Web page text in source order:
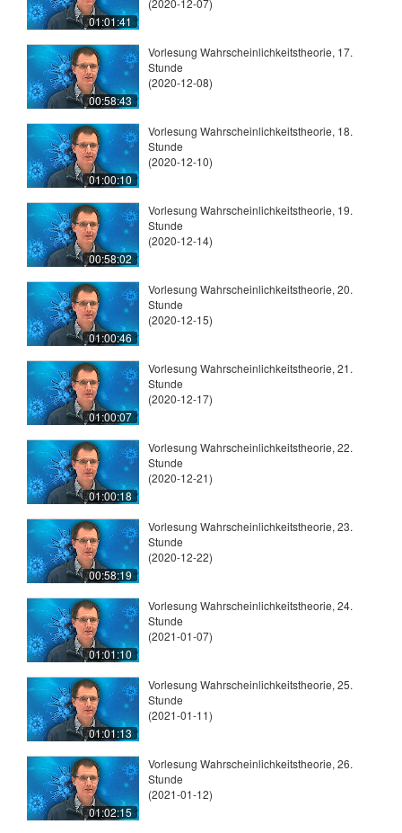
01:01:41
(2020-12-07)
00:58:43
Vorlesung Wahrscheinlichkeitstheorie, 17.
Stunde
(2020-12-08)
01:00:10
Vorlesung Wahrscheinlichkeitstheorie, 18.
Stunde
(2020-12-10)
00:58:02
Vorlesung Wahrscheinlichkeitstheorie, 19.
Stunde
(2020-12-14)
01:00:46
Vorlesung Wahrscheinlichkeitstheorie, 20.
Stunde
(2020-12-15)
01:00:07
Vorlesung Wahrscheinlichkeitstheorie, 21.
Stunde
(2020-12-17)
01:00:18
Vorlesung Wahrscheinlichkeitstheorie, 22.
Stunde
(2020-12-21)
00:58:19
Vorlesung Wahrscheinlichkeitstheorie, 23.
Stunde
(2020-12-22)
01:01:10
Vorlesung Wahrscheinlichkeitstheorie, 24.
Stunde
(2021-01-07)
01:01:13
Vorlesung Wahrscheinlichkeitstheorie, 25.
Stunde
(2021-01-11)
01:02:15
Vorlesung Wahrscheinlichkeitstheorie, 26.
Stunde
(2021-01-12)